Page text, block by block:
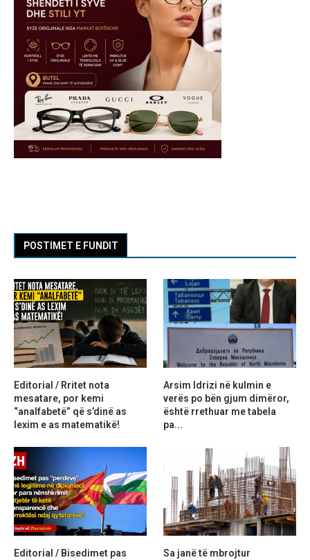
POSTIMET E FUNDIT
Editorial / Rritet nota
mesatare, por kemi
“analfabetë” që s’dinë as
lexim e as matematikë!
Arsim Idrizi në kulmin e
verës po bën gjum dimëror,
është rrethuar me tabela
pa...
Editorial / Bisedimet pas
Sa janë të mbrojtur